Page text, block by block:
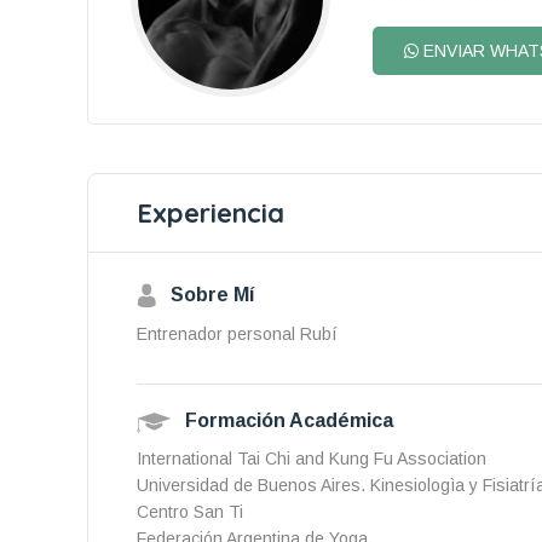
ENVIAR
Experiencia
Sobre Mí
Entrenador personal Rubí
Formación Académica
International Tai Chi and Kung Fu Association
Universidad de Buenos Aires. Kinesiologìa y
Centro San Ti